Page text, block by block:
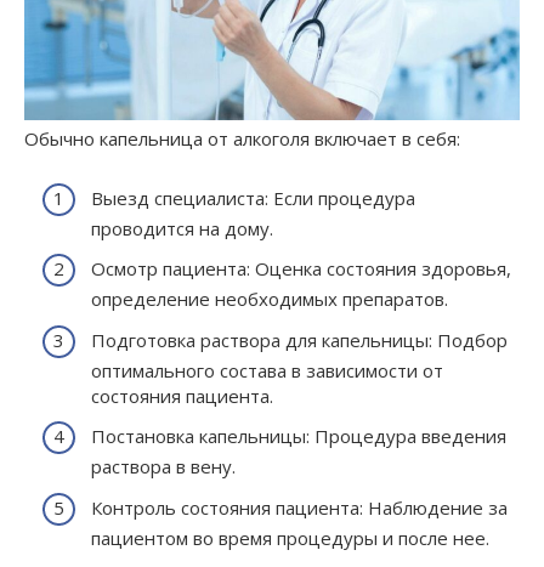
Обычно капельница от алкоголя включает в себя:
Выезд специалиста: Если процедура
проводится на дому.
Осмотр пациента: Оценка состояния здоровья,
определение необходимых препаратов.
Подготовка раствора для капельницы: Подбор
оптимального состава в зависимости от
состояния пациента.
Постановка капельницы: Процедура введения
раствора в вену.
Контроль состояния пациента: Наблюдение за
пациентом во время процедуры и после нее.